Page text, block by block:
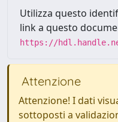
Utilizza questo
link a questo
https://
Attenzione
Attenzione! I dati
sottoposti a